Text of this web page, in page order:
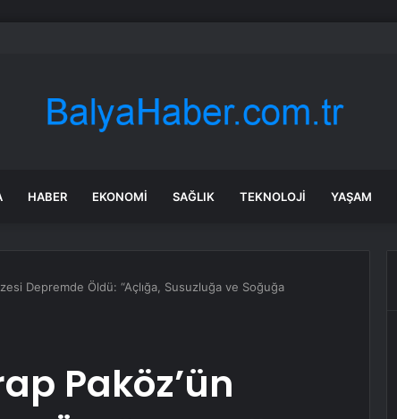
sır ölüm: 37 yaşındaki kadın savcının evinde ölü bulundu!
HABER EKONOMI SAĞLIK TEKNOLOJI YAŞAM
Depremde Öldü: “Açlığa, Susuzluğa ve Soğuğa
Paköz’ün